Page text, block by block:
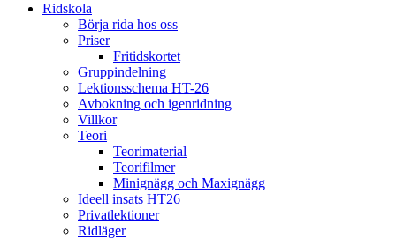
Ridskola
Börja rida hos oss
Priser
Fritidskortet
Gruppindelning
Lektionsschema HT-26
Avbokning och igenridning
Villkor
Teori
Teorimaterial
Teorifilmer
Minignägg och Maxignägg
Ideell insats HT26
Privatlektioner
Ridläger